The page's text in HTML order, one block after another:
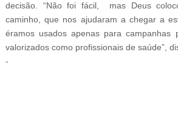
decisão. “Não foi fácil, mas Deus
caminho, que nos ajudaram a chegar a
éramos usados apenas para campanhas
valorizados como profissionais de saúde”,
-